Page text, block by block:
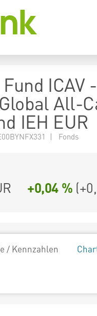
ICAV -
All-
IEH EUR
| Fonds
+0,04 % (
/ Kennzahlen